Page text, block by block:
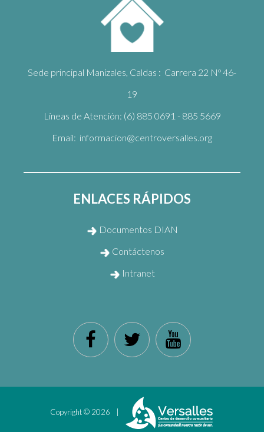
Sede principal Manizales, Caldas : Carrera 22 Nº 46-
19
Líneas de Atención: (6) 885 0691 - 885 5669
Email: informacion@centroversalles.org
ENLACES RÁPIDOS
Documentos DIAN
Contáctenos
Intranet
Copyright © 2026